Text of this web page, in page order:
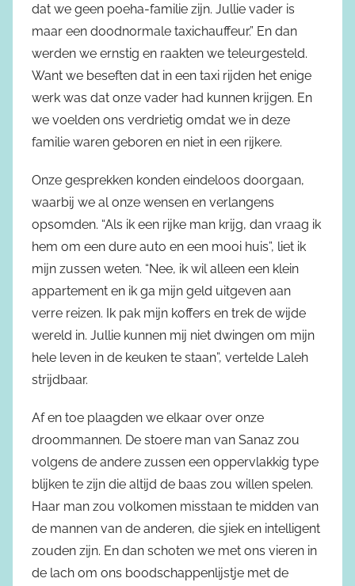
dat we geen poeha-familie zijn. Jullie vader is
maar een doodnormale taxichauffeur.” En dan
werden we ernstig en raakten we teleurgesteld.
Want we beseften dat in een taxi rijden het enige
werk was dat onze vader had kunnen krijgen. En
we voelden ons verdrietig omdat we in deze
familie waren geboren en niet in een rijkere.
Onze gesprekken konden eindeloos doorgaan,
waarbij we al onze wensen en verlangens
opsomden. “Als ik een rijke man krijg, dan vraag ik
hem om een dure auto en een mooi huis”, liet ik
mijn zussen weten. “Nee, ik wil alleen een klein
appartement en ik ga mijn geld uitgeven aan
verre reizen. Ik pak mijn koffers en trek de wijde
wereld in. Jullie kunnen mij niet dwingen om mijn
hele leven in de keuken te staan”, vertelde Laleh
strijdbaar.
Af en toe plaagden we elkaar over onze
droommannen. De stoere man van Sanaz zou
volgens de andere zussen een oppervlakkig type
blijken te zijn die altijd de baas zou willen spelen.
Haar man zou volkomen misstaan te midden van
de mannen van de anderen, die sjiek en intelligent
zouden zijn. En dan schoten we met ons vieren in
de lach om ons boodschappenlijstje met de